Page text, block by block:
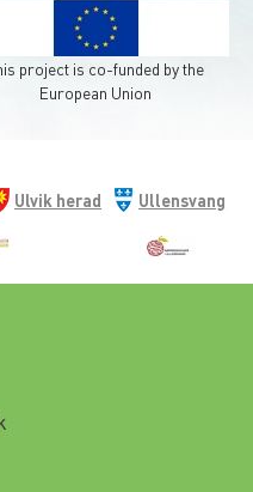
project is co-funded by the
European Union
Ulvik herad
Ullensvang